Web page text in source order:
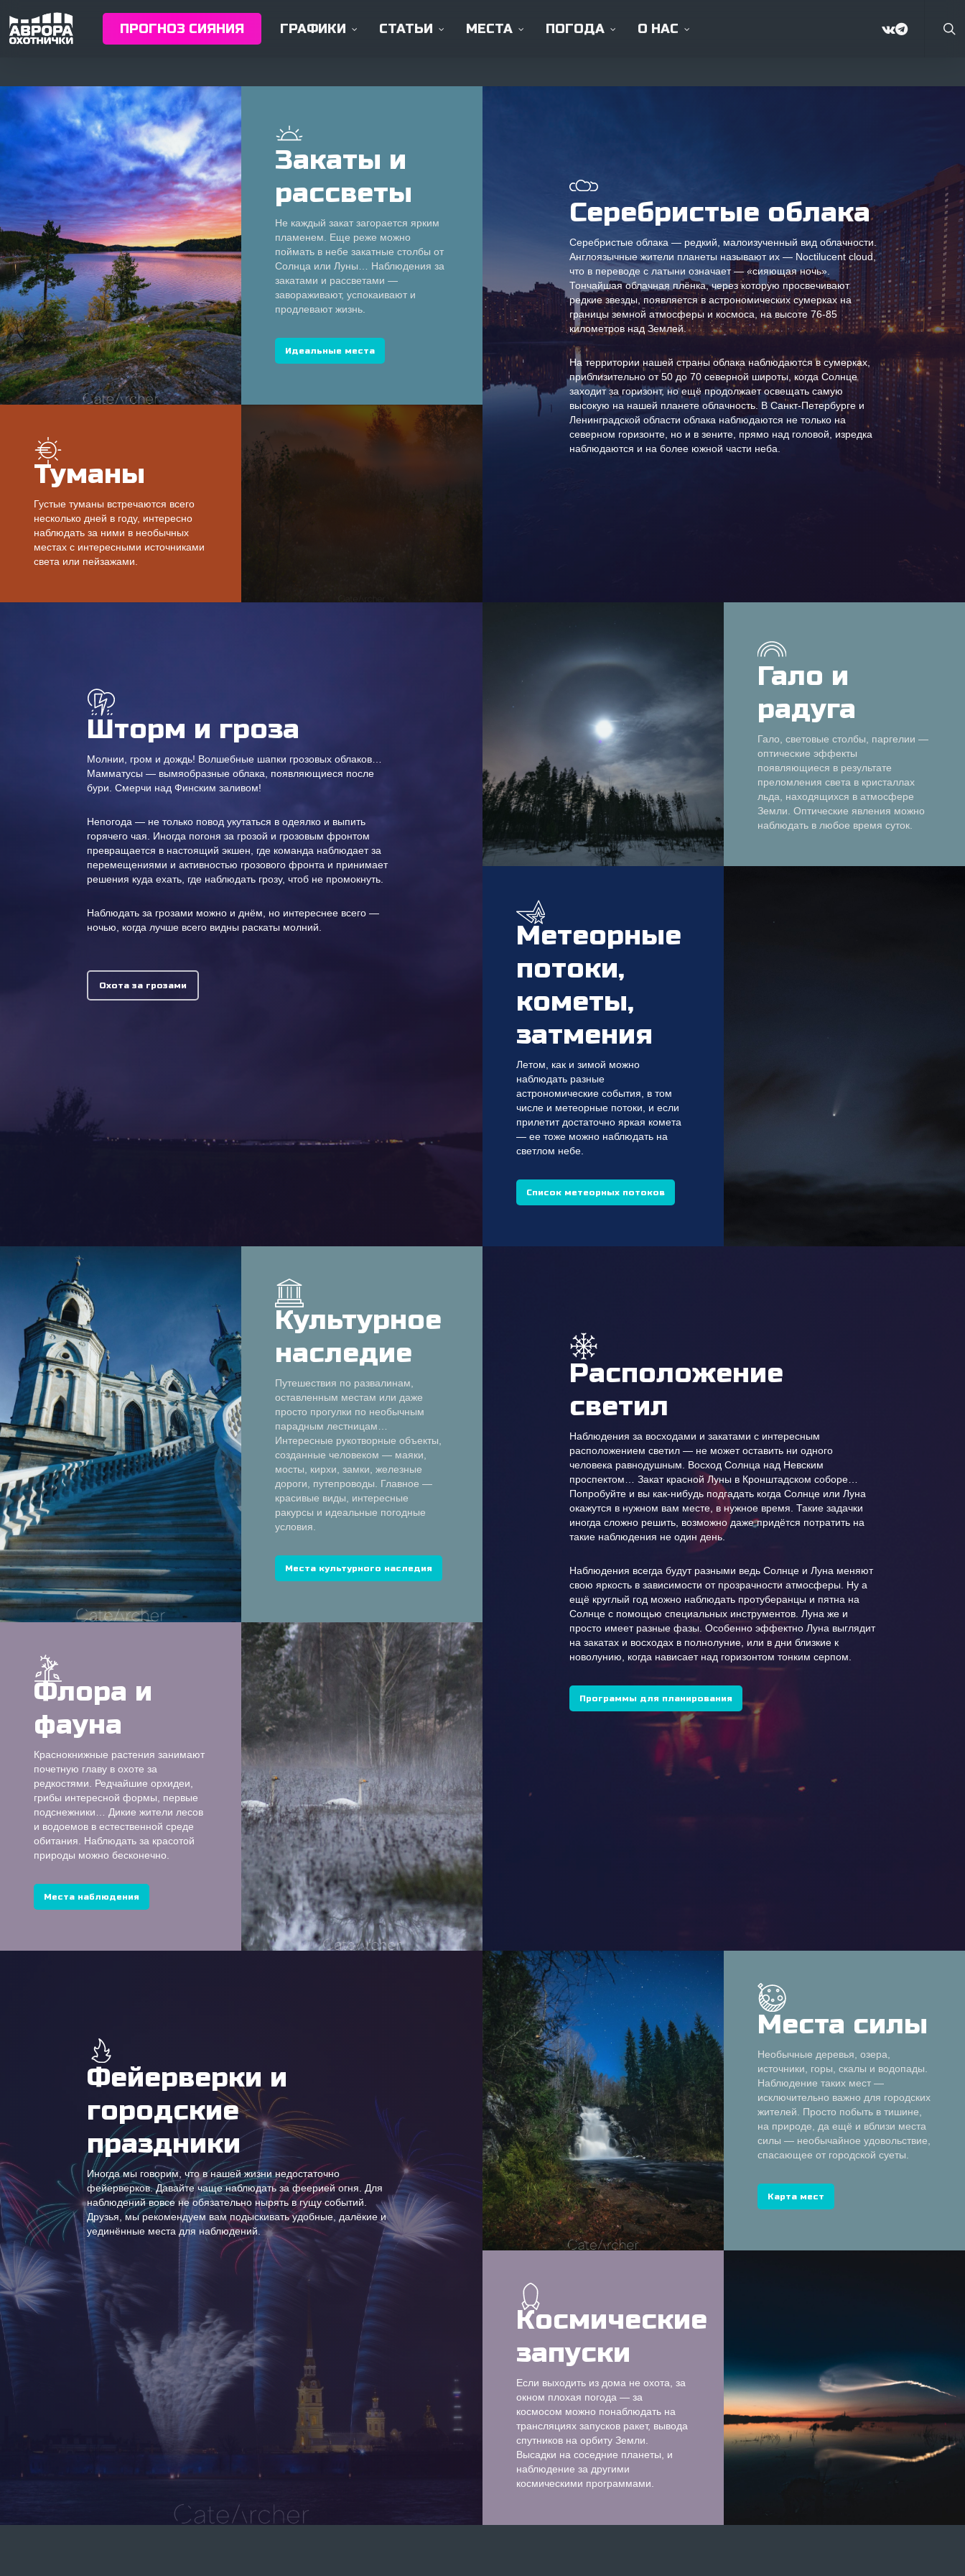
main
ПРОГНОЗ СИЯНИЯ ГРАФИКИ СТАТЬИ
Что такое северное сияние и как
Где находится лучший прогноз
северного сияния?
Во сколько будет северное
Что такое Kp-индекс
Основы охоты за сиянием
Примеры выездов
Библиотека
Как снять северное сияние с
самолета на фотоаппарат?
Как фотографировать
Программы для фото
Луна
Планирование
МЕСТА
Маяки
Водопады
Кинодекорации
Экотропы
ПОГОДА О НАС VK
Закаты и
рассветы
Не каждый закат загорается ярким
пламенем. Еще реже можно
поймать в небе закатные столбы от
Солнца или Луны… Наблюдения за
закатами и рассветами —
завораживают, успокаивают и
продлевают жизнь.
Идеальные места
Туманы
Густые туманы встречаются всего
несколько дней в году, интересно
наблюдать за ними в необычных
местах с интересными источниками
света или пейзажами.
Серебристые облака
Серебристые облака — редкий, малоизученный вид облачности.
Англоязычные жители планеты называют их — Noctilucent cloud,
что в переводе с латыни означает — «сияющая ночь».
Тончайшая облачная плёнка, через которую просвечивают
редкие звезды, появляется в астрономических сумерках на
границы земной атмосферы и космоса, на высоте 76-85
километров над Землей.
На территории нашей страны облака наблюдаются в сумерках,
приблизительно от 50 до 70 северной широты, когда Солнце
заходит за горизонт, но ещё продолжает освещать самую
высокую на нашей планете облачность. В Санкт-Петербурге и
Ленинградской области облака наблюдаются не только на
северном горизонте, но и в зените, прямо над головой, изредка
наблюдаются и на более южной части неба.
Шторм и гроза
Молнии, гром и дождь! Волшебные шапки грозовых облаков…
Мамматусы — вымяобразные облака, появляющиеся после
бури. Смерчи над Финским заливом!
Непогода — не только повод укутаться в одеялко и выпить
горячего чая. Иногда погоня за грозой и грозовым фронтом
превращается в настоящий экшен, где команда наблюдает за
перемещениями и активностью грозового фронта и принимает
решения куда ехать, где наблюдать грозу, чтоб не промокнуть.
Наблюдать за грозами можно и днём, но интереснее всего —
ночью, когда лучше всего видны раскаты молний.
Охота за грозами
Гало и
радуга
Гало, световые столбы, паргелии —
оптические эффекты
появляющиеся в результате
преломления света в кристаллах
льда, находящихся в атмосфере
Земли. Оптические явления можно
наблюдать в любое время суток.
Метеорные
потоки,
кометы,
затмения
Летом, как и зимой можно
наблюдать разные
астрономические события, в том
числе и метеорные потоки, и если
прилетит достаточно яркая комета
— ее тоже можно наблюдать на
светлом небе.
Список метеорных потоков
Культурное
наследие
Путешествия по развалинам,
оставленным местам или даже
просто прогулки по необычным
парадным лестницам…
Интересные рукотворные объекты,
созданные человеком — маяки,
мосты, кирхи, замки, железные
дороги, путепроводы. Главное —
красивые виды, интересные
ракурсы и идеальные погодные
условия.
Места культурного наследия
Флора и
фауна
Краснокнижные растения занимают
почетную главу в охоте за
редкостями. Редчайшие орхидеи,
грибы интересной формы, первые
подснежники… Дикие жители лесов
и водоемов в естественной среде
обитания. Наблюдать за красотой
природы можно бесконечно.
Места наблюдения
Расположение
светил
Наблюдения за восходами и закатами с интересным
расположением светил — не может оставить ни одного
человека равнодушным. Восход Солнца над Невским
проспектом… Закат красной Луны в Кронштадском соборе…
Попробуйте и вы как-нибудь подгадать когда Солнце или Луна
окажутся в нужном вам месте, в нужное время. Такие задачки
иногда сложно решить, возможно даже придётся потратить на
такие наблюдения не один день.
Наблюдения всегда будут разными ведь Солнце и Луна меняют
свою яркость в зависимости от прозрачности атмосферы. Ну а
ещё круглый год можно наблюдать протуберанцы и пятна на
Солнце с помощью специальных инструментов. Луна же и
просто имеет разные фазы. Особенно эффектно Луна выглядит
на закатах и восходах в полнолуние, или в дни близкие к
новолунию, когда нависает над горизонтом тонким серпом.
Программы для планирования
Фейерверки и
городские
праздники
Иногда мы говорим, что в нашей жизни недостаточно
фейерверков. Давайте чаще наблюдать за феерией огня. Для
наблюдений вовсе не обязательно нырять в гущу событий.
Друзья, мы рекомендуем вам подыскивать удобные, далёкие и
уединённые места для наблюдений.
Места силы
Необычные деревья, озера,
источники, горы, скалы и водопады.
Наблюдение таких мест —
исключительно важно для городских
жителей. Просто побыть в тишине,
на природе, да ещё и вблизи места
силы — необычайное удовольствие,
спасающее от городской суеты.
Карта мест
Космические
запуски
Если выходить из дома не охота, за
окном плохая погода — за
космосом можно понаблюдать на
трансляциях запусков ракет, вывода
спутников на орбиту Земли.
Высадки на соседние планеты, и
наблюдение за другими
космическими программами.